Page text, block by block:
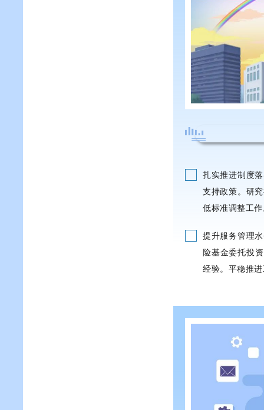
扎实推进制度
支持政策。研
低标准调整工
提升服务管理
险基金委托投
经验。平稳推